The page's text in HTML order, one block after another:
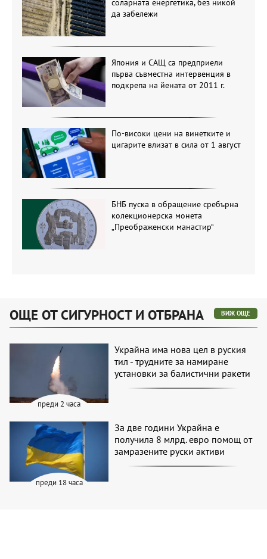
соларната енергетика, без никой
да забележи
Япония и САЩ са предприели
първа съвместна интервенция в
подкрепа на йената от 2011 г.
По-високи цени на винетките и
цигарите влизат в сила от 1 август
БНБ пуска в обращение сребърна
колекционерска монета
„Преображенски манастир“
ОЩЕ ОТ СИГУРНОСТ И ОТБРАНА ВИЖ ОЩЕ
преди 2 часа
Украйна има нова цел в руския
тил - трудните за намиране
установки за балистични ракети
преди 18 часа
За две години Украйна е
получила 8 млрд. евро помощ от
замразените руски активи